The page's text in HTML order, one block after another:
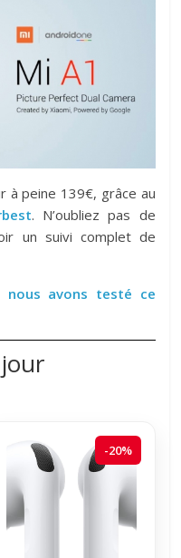
à peine 139€, grâce au
. N’oubliez pas de
un suivi complet de
nous avons testé ce
-20%